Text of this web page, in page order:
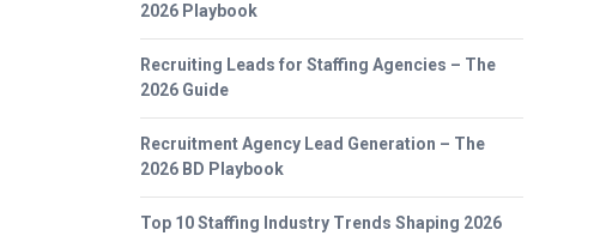
2026 Playbook
Recruiting Leads for Staffing Agencies – The
2026 Guide
Recruitment Agency Lead Generation – The
2026 BD Playbook
Top 10 Staffing Industry Trends Shaping 2026